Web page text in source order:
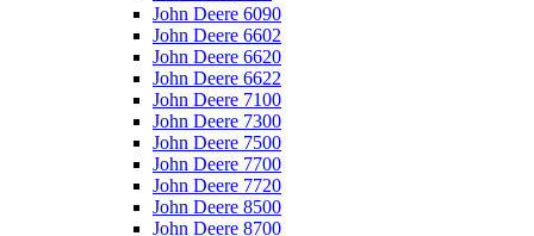
John Deere 6090
John Deere 6602
John Deere 6620
John Deere 6622
John Deere 7100
John Deere 7300
John Deere 7500
John Deere 7700
John Deere 7720
John Deere 8500
John Deere 8700